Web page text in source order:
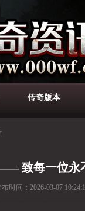
传奇版本
致每一位永
时间： 2026-03-07